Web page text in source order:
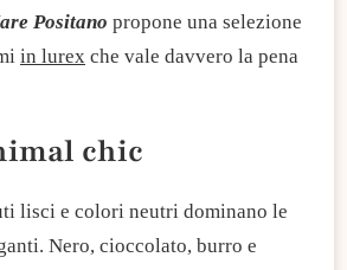
Positano propone una selezione
in lurex che vale davvero la pena
chic
lisci e colori neutri dominano le
Nero, cioccolato, burro e